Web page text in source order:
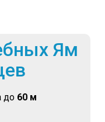
Ям
до 60 м